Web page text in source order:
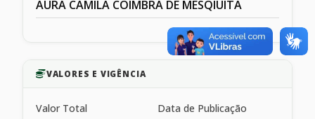
AURA CAMILA COIMBRA DE MESQIUITA
VALORES E VIGÊNCIA
Valor Total Data de Publicação